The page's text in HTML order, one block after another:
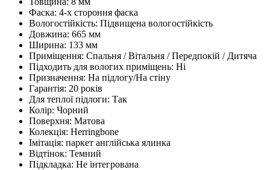
Фаска: 4-х стороння фаска
Вологостійкість: Підвищена вологостійкість
Довжина: 665 мм
Ширина: 133 мм
Приміщення: Спальня / Вітальня / Передпокій / Дитяча
Підходить для вологих приміщень: Ні
Призначення: На підлогу/На стіну
Гарантія: 20 років
Для теплої підлоги: Так
Колір: Чорний
Поверхня: Матова
Колекція: Herringbone
Імітація: паркет англійська ялинка
Відтінок: Темний
Підкладка: Не інтегрована